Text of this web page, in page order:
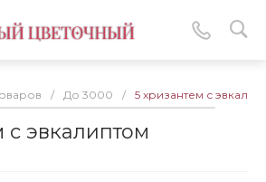
/ До 3000 / 5 хризантем с
с эвкалиптом